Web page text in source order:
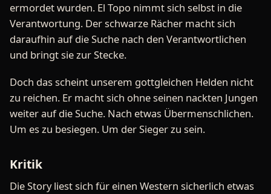
ermordet wurden. El Topo nimmt sich selbst in die
Verantwortung. Der schwarze Rächer macht sich
daraufhin auf die Suche nach den Verantwortlichen
und bringt sie zur Stecke.
Doch das scheint unserem gottgleichen Helden nicht
zu reichen. Er macht sich ohne seinen nackten Jungen
weiter auf die Suche. Nach etwas Übermenschlichen.
Um es zu besiegen. Um der Sieger zu sein.
Kritik
Die Story liest sich für einen Western sicherlich etwas